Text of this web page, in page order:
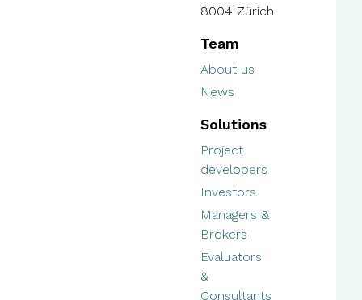
8004 Zürich
Team
About us
News
Solutions
Project
developers
Investors
Managers &
Brokers
Evaluators
&
Consultants